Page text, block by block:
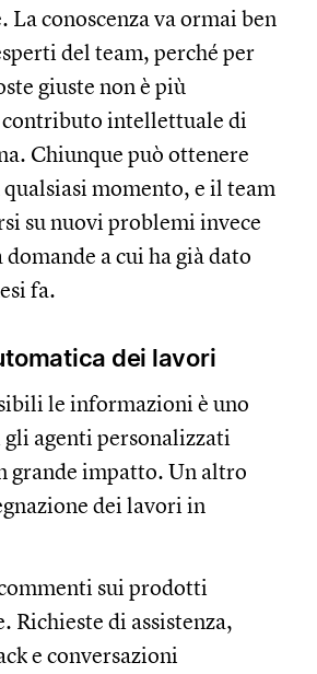
La conoscenza va ormai ben
del team, perché per
giuste non è più
intellettuale di
Chiunque può ottenere
momento, e il team
su nuovi problemi invece
a cui ha già dato
fa.
dei lavori
le informazioni è uno
agenti personalizzati
grande impatto. Un altro
dei lavori in
sui prodotti
Richieste di assistenza,
e conversazioni